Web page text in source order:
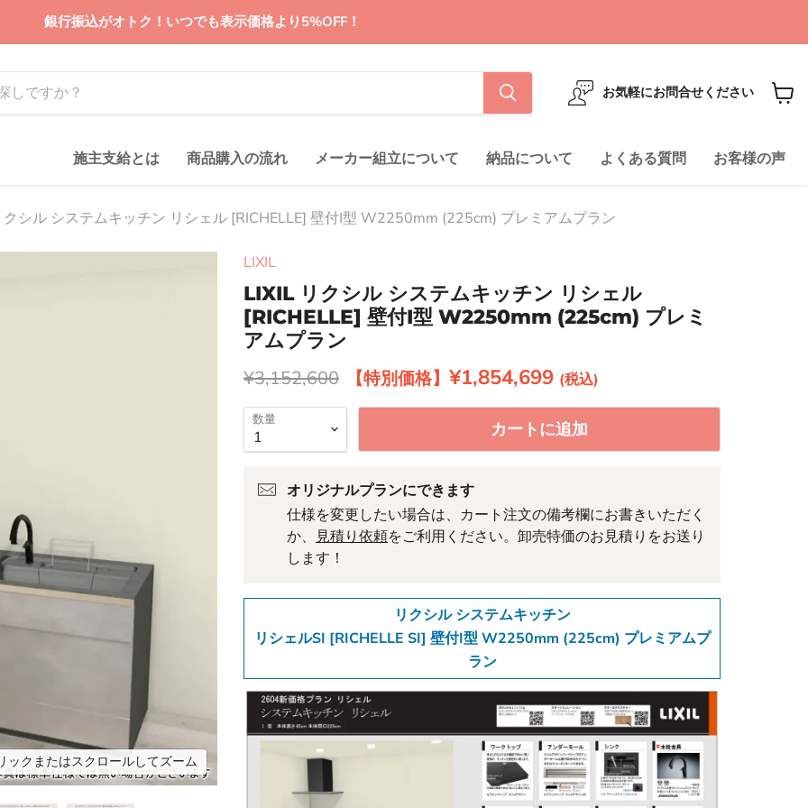
銀行振込がオトク！いつでも表示価格より5%OFF！
お気軽にお問合せください
を
施主支給とは 商品購入の流れ メーカー組立について 納品について よくある質問 お客様の声
クシル システムキッチン リシェル [RICHELLE] 壁付I型 W2250mm (225cm) プレミアムプラン
ックまたはスクロールしてズーム
LIXIL
LIXIL リクシル システムキッチン リシェル
[RICHELLE] 壁付I型 W2250mm (225cm) プレミ
アムプラン
元の価格
¥3,152,600 現在の価格
¥1,854,699
数量 カートに追加
オリジナルプランにできます
仕様を変更したい場合は、カート注文の備考欄にお書きいただく
か、 見積り依頼をご利用ください。卸売特価のお見積りをお送り
します！
リクシル システムキッチン
リシェルSI [RICHELLE SI] 壁付I型 W2250mm (225cm) プレミアムプ
ラン